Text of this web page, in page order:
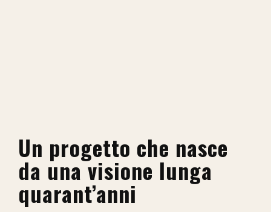
Un progetto che nasce
da una visione lunga
quarant’anni